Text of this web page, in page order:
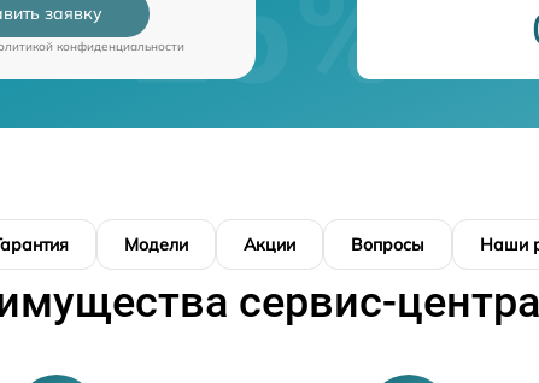
заявку
конфиденциальности
Модели Акции Вопросы Наши
сервис-центра